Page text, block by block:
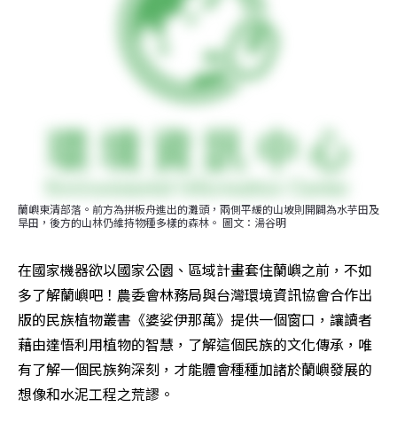
蘭嶼東清部落。前方為拼板舟進出的灘頭，兩側平緩的山坡則開闢為水芋田及
旱田，後方的山林仍維持物種多樣的森林。 圖文：湯谷明
在國家機器欲以國家公園、區域計畫套住蘭嶼之前，不如
多了解蘭嶼吧！農委會林務局與台灣環境資訊協會合作出
版的民族植物叢書《婆娑伊那萬》提供一個窗口，讓讀者
藉由達悟利用植物的智慧，了解這個民族的文化傳承，唯
有了解一個民族夠深刻，才能體會種種加諸於蘭嶼發展的
想像和水泥工程之荒謬。